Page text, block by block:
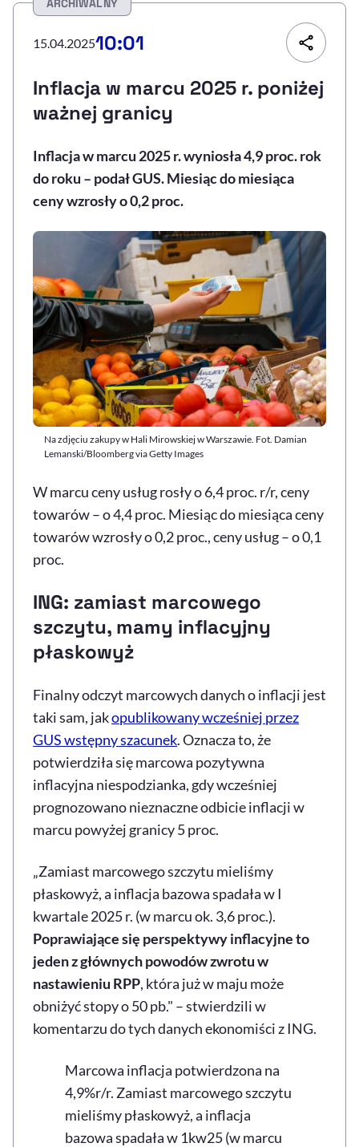
Sprawdź, jak i dlaczego zwiększamy dostępność, otwiera się w nowym
Deklaracja dostępności, otwiera się w nowym oknie
Zgłoś problem
, otwiera się w
ARCHIWALNY
15.04.202510:01
Inflacja w marcu 2025 r. poniżej
ważnej granicy
Inflacja w marcu 2025 r. wyniosła 4,9 proc. rok
do roku – podał GUS. Miesiąc do miesiąca
ceny wzrosły o 0,2 proc.
Na zdjęciu zakupy w Hali Mirowskiej w Warszawie. Fot. Damian
Lemanski/Bloomberg via Getty Images
W marcu ceny usług rosły o 6,4 proc. r/r, ceny
towarów – o 4,4 proc. Miesiąc do miesiąca ceny
towarów wzrosły o 0,2 proc., ceny usług – o 0,1
proc.
ING: zamiast marcowego
szczytu, mamy inflacyjny
płaskowyż
Finalny odczyt marcowych danych o inflacji jest
taki sam, jakopublikowany wcześniej przez
GUS wstępny szacunek. Oznacza to, że
potwierdziła się marcowa pozytywna
inflacyjna niespodzianka, gdy wcześniej
prognozowano nieznaczne odbicie inflacji w
marcu powyżej granicy 5 proc.
„Zamiast marcowego szczytu mieliśmy
płaskowyż, a inflacja bazowa spadała w I
kwartale 2025 r. (w marcu ok. 3,6 proc.).
Poprawiające się perspektywy inflacyjne to
jeden z głównych powodów zwrotu w
nastawieniu RPP, która już w maju może
obniżyć stopy o 50 pb." – stwierdzili w
komentarzu do tych danych ekonomiści z ING.
Marcowa inflacja potwierdzona na
4,9%r/r. Zamiast marcowego szczytu
mieliśmy płaskowyż, a inflacja
bazowa spadała w 1kw25 (w marcu